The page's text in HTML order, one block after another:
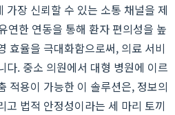
가장 신뢰할 수 있는 소통 채널을 제
연한 연동을 통해 환자 편의성을 높
효율을 극대화함으로써, 의료 서비
다. 중소 의원에서 대형 병원에 이르
적용이 가능한 이 솔루션은, 정보의
고 법적 안정성이라는 세 마리 토끼